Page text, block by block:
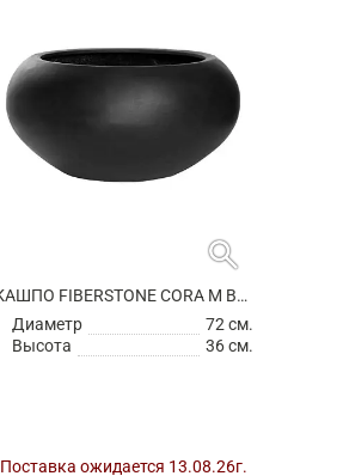
search
КАШПО FIBERSTONE CORA M BLACK
Диаметр
72 см.
Высота
36 см.
Поставка ожидается 13.08.26г.